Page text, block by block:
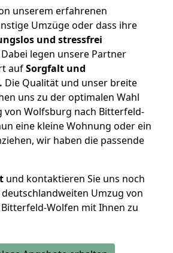
unserem erfahrenen
Umzüge oder dass ihre
und stressfrei
legen unsere Partner
aufSorgfalt und
Die Qualität und unser breite
uns zu der optimalen Wahl
von Wolfsburg nach Bitterfeld-
eine kleine Wohnung oder ein
wir haben die passende
und kontaktieren Sie uns noch
Umzug von
Wolfen mit Ihnen zu